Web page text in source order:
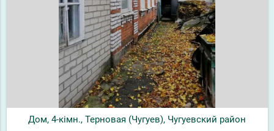
Дом, 4-кімн., Терновая (Чугуев), Чугуевский район